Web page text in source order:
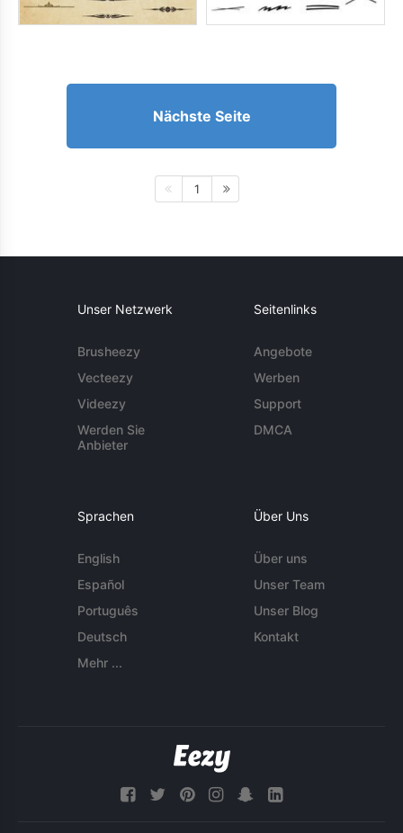
Nächste Seite
1
Unser Netzwerk
Brusheezy
Vecteezy
Videezy
Werden Sie
Anbieter
Seitenlinks
Angebote
Werben
Support
DMCA
Sprachen
English
Español
Português
Deutsch
Mehr ...
Über Uns
Über uns
Unser Team
Unser Blog
Kontakt